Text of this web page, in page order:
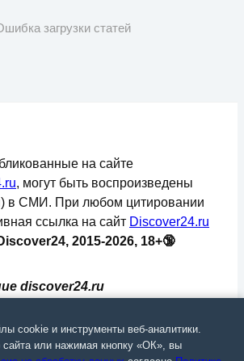
загрузки статей
discover24.ru
связи, информационных
коммуникаций
на сайте
, могут быть воспроизведены
в СМИ. При любом цитировании
ссылка на сайт Discover24.ru
2015-2026, 18+🔞
cookie и инструменты веб-аналитики.
или нажимая кнопку «ОК», вы